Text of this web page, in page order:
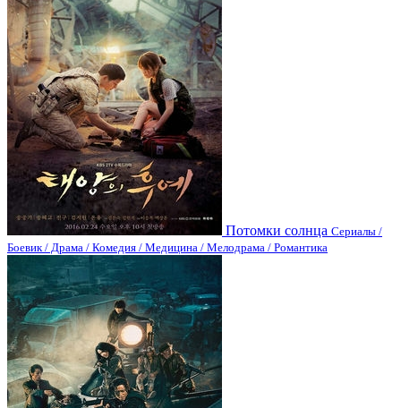
Потомки солнца Сериалы /
Боевик / Драма / Комедия / Медицина / Мелодрама / Романтика